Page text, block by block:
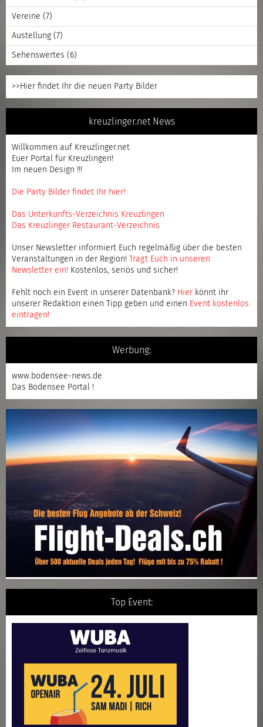
Vereine (7)
Austellung (7)
Sehenswertes (6)
>>Hier findet Ihr die neuen Party Bilder
kreuzlinger.net News
Willkommen auf Kreuzlinger.net
Euer Portal für Kreuzlingen!
Im neuen Design !!!
Die Party Bilder findet Ihr hier!
Das Unterkunfts-Verzeichnis Kreuzlingen
Das Kreuzlinger Restaurant-Verzeichnis
Unser Newsletter informiert Euch regelmäßig über die besten
Veranstaltungen in der Region!
Tragt Euch in unseren
Newsletter ein! Kostenlos, seriös und sicher!
Fehlt noch ein Event in unserer Datenbank? Hier könnt ihr
unserer Redaktion einen Tipp geben und einen Event kostenlos
eintragen!
Werbung:
www.bodensee-news.de
Das Bodensee Portal !
Top Event: